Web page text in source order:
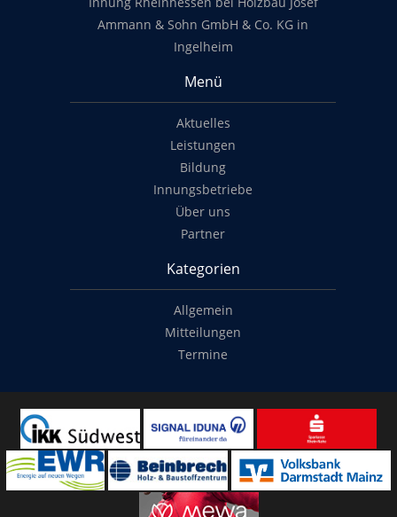
Ammann & Sohn GmbH & Co. KG in
Ingelheim
Menü
Aktuelles
Leistungen
Bildung
Innungsbetriebe
Über uns
Partner
Kategorien
Allgemein
Mitteilungen
Termine
© 2014-2026 Classymade GmbH. Alle Rechte vorbehalten.